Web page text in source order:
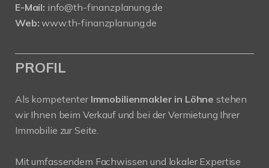
E-Mail: info@th-finanzplanung.de
Web: www.th-finanzplanung.de
PROFIL
Als kompetenter Immobilienmakler in Löhne stehen
wir Ihnen beim Verkauf und bei der Vermietung Ihrer
Immobilie zur Seite.
Mit umfassendem Fachwissen und lokaler Expertise